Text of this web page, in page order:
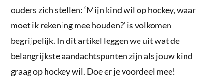
ouders zich stellen: ‘Mijn kind wil op hockey, waar
moet ik rekening mee houden?’ is volkomen
begrijpelijk. In dit artikel leggen we uit wat de
belangrijkste aandachtspunten zijn als jouw kind
graag op hockey wil. Doe er je voordeel mee!